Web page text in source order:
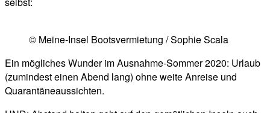
© Meine-Insel Bootsvermietung / Sophie Scala
Ein mögliches Wunder im Ausnahme-Sommer 2020: Urlaub
(zumindest einen Abend lang) ohne weite Anreise und
Quarantäneaussichten.